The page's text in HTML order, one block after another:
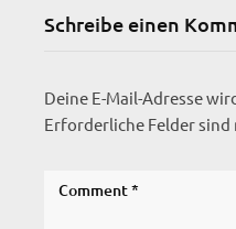
Schreibe einen
Deine E-Mail-Adresse
Erforderliche Felder sind